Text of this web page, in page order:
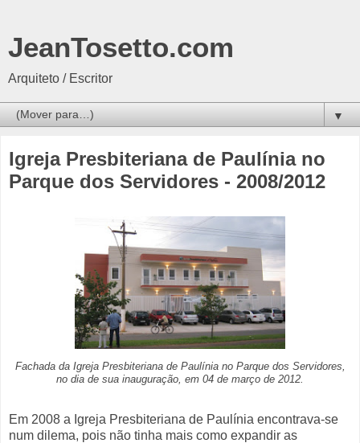
JeanTosetto.com
Arquiteto / Escritor
▼
Igreja Presbiteriana de Paulínia no
Parque dos Servidores - 2008/2012
Fachada da Igreja Presbiteriana de Paulínia no Parque dos Servidores,
no dia de sua inauguração, em 04 de março de 2012.
Em 2008 a Igreja Presbiteriana de Paulínia encontrava-se
num dilema, pois não tinha mais como expandir as